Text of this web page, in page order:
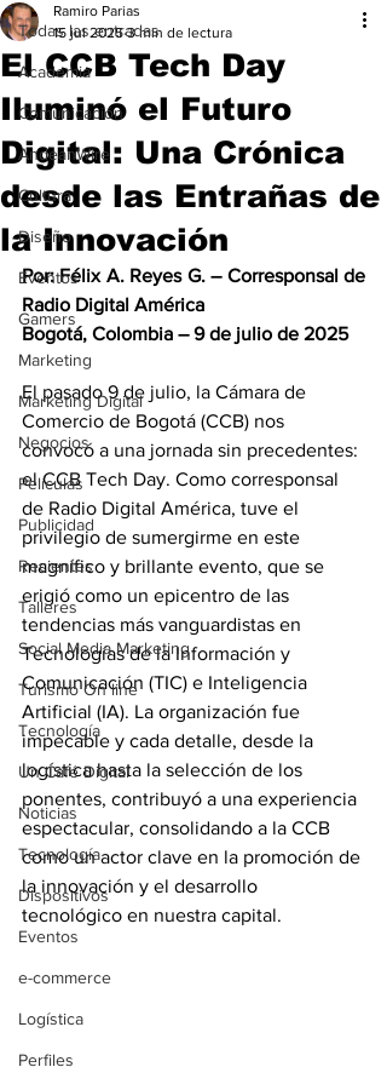
Todas las entradas
Academia
Comunicación
AndeanWire
Cultura
Diseño
Eventos
Gamers
Marketing
Marketing Digital
Negocios
Películas
Publicidad
Recientes
Talleres
Social Media Marketing
Turismo On line
Tecnología
Un Café Digital
Noticias
Tecnología
Dispositivos
Eventos
e-commerce
Logística
Perfiles
El CCB Tech Day
Iluminó el Futuro
Digital: Una Crónica
desde las Entrañas de
la Innovación
Ramiro Parias
15 jul 2025 3 min de lectura
Por: Félix A. Reyes G. – Corresponsal de
Radio Digital América
Bogotá, Colombia – 9 de julio de 2025
El pasado 9 de julio, la Cámara de
Comercio de Bogotá (CCB) nos
convocó a una jornada sin precedentes:
el CCB Tech Day. Como corresponsal
de Radio Digital América, tuve el
privilegio de sumergirme en este
magnífico y brillante evento, que se
erigió como un epicentro de las
tendencias más vanguardistas en
Tecnologías de la Información y
Comunicación (TIC) e Inteligencia
Artificial (IA). La organización fue
impecable y cada detalle, desde la
logística hasta la selección de los
ponentes, contribuyó a una experiencia
espectacular, consolidando a la CCB
como un actor clave en la promoción de
la innovación y el desarrollo
tecnológico en nuestra capital.